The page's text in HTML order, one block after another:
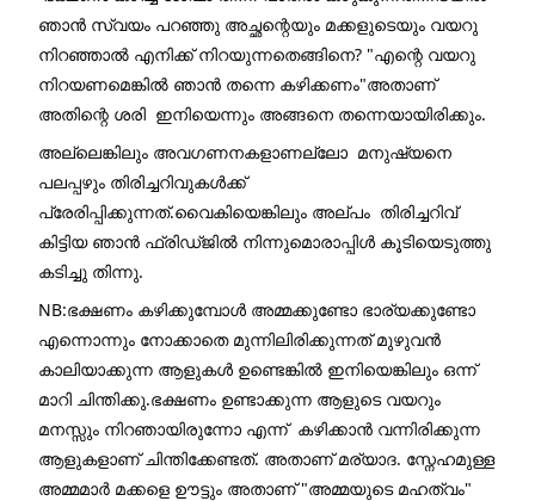
ഞാൻ സ്വയം പറഞ്ഞു അച്ഛന്റെയും മക്കളുടെയും വയറു
നിറഞ്ഞാൽ എനിക്ക് നിറയുന്നതെങ്ങിനെ? "എന്റെ വയറു
നിറയണമെങ്കിൽ ഞാൻ തന്നെ കഴിക്കണം"അതാണ്
അതിന്റെ ശരി  ഇനിയെന്നും അങ്ങനെ തന്നെയായിരിക്കും.
അല്ലെങ്കിലും അവഗണനകളാണല്ലോ  മനുഷ്യനെ
പലപ്പഴും തിരിച്ചറിവുകൾക്ക്
പ്രേരിപ്പിക്കുന്നത്.വൈകിയെങ്കിലും അല്പം  തിരിച്ചറിവ്
കിട്ടിയ ഞാൻ ഫ്രിഡ്ജിൽ നിന്നുമൊരാപ്പിൾ കൂടിയെടുത്തു
കടിച്ചു തിന്നു.
NB:ഭക്ഷണം കഴിക്കുമ്പോൾ അമ്മക്കുണ്ടോ ഭാര്യക്കുണ്ടോ
എന്നൊന്നും നോക്കാതെ മുന്നിലിരിക്കുന്നത് മുഴുവൻ
കാലിയാക്കുന്ന ആളുകൾ ഉണ്ടെങ്കിൽ ഇനിയെങ്കിലും ഒന്ന്
മാറി ചിന്തിക്കു.ഭക്ഷണം ഉണ്ടാക്കുന്ന ആളുടെ വയറും
മനസ്സും നിറഞായിരുന്നോ എന്ന്  കഴിക്കാൻ വന്നിരിക്കുന്ന
ആളുകളാണ് ചിന്തിക്കേണ്ടത്. അതാണ് മര്യാദ. സ്നേഹമുള്ള
അമ്മമാർ മക്കളെ ഊട്ടും അതാണ് "അമ്മയുടെ മഹത്വം"